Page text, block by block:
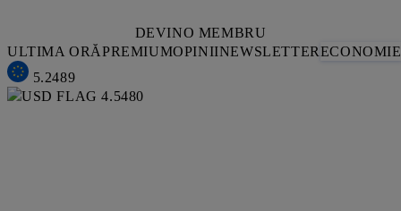
DEVINO MEMBRU
ULTIMA ORĂPREMIUMOPINIINEWSLETTERECONOMIE
5.2489
4.5480